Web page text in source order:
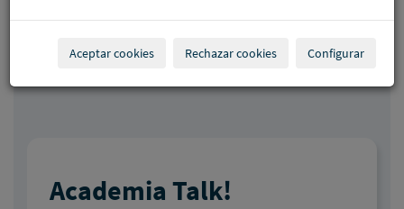
Academia Talk!
Aceptar cookies Rechazar cookies Configurar